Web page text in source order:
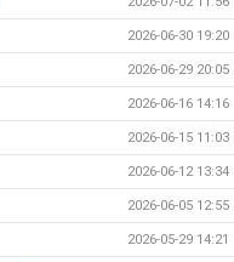
2026-06-30 19:20
2026-06-29 20:05
2026-06-16 14:16
2026-06-15 11:03
2026-06-12 13:34
2026-06-05 12:55
2026-05-29 14:21